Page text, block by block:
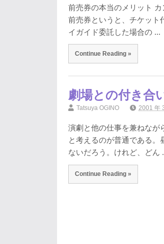
前売券の本当のメリット
前売券というと、チケット
イガイド委託した場合の ...
Continue Reading »
劇場との付き合
Tatsuya OGINO 2001 年
演劇と他の仕事を兼ねなが
と考えるのが普通である。
ないだろう。けれど、どん
Continue Reading »